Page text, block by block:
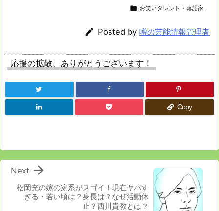
 お笑いタレント・落語家
 Posted by 噂の芸能情報管理者
応援の拡散、ありがとうございます！
Copy
松岡充の嫁の家系がスゴイ！現在ヤバす
ぎる・若い頃は？身長は？なぜ活動休
止？西川貴教とは？

Next